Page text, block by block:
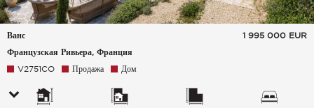
Ванс
Французская Ривьера, Франция
1 995 000 EUR
V2751CO Продажа Дом